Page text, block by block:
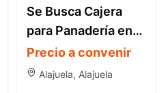
Se Busca Cajera
para Panadería en
Costa Rica
Precio a convenir
Alajuela, Alajuela